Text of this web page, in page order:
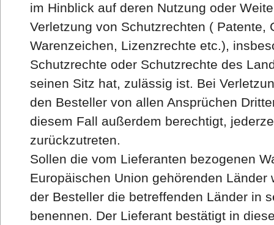
im Hinblick auf deren Nutzung oder
Verletzung von Schutzrechten ( Patente,
Warenzeichen, Lizenzrechte etc.),
Schutzrechte oder Schutzrechte des
seinen Sitz hat, zulässig ist. Bei
den Besteller von allen Ansprüchen
diesem Fall außerdem berechtigt,
zurückzutreten.
Sollen die vom Lieferanten bezogenen
Europäischen Union gehörenden Länder
der Besteller die betreffenden Länder in
benennen. Der Lieferant bestätigt in